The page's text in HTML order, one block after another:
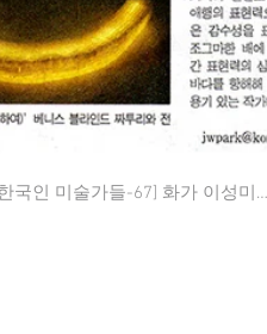
국인 미술가들-67] 화가 이성